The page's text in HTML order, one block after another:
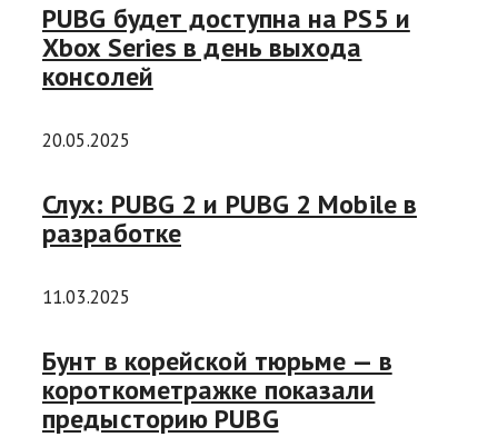
PUBG будет доступна на PS5 и
Xbox Series в день выхода
консолей
20.05.2025
Слух: PUBG 2 и PUBG 2 Mobile в
разработке
11.03.2025
Бунт в корейской тюрьме — в
короткометражке показали
предысторию PUBG